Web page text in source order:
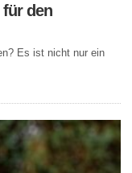
den
Es ist nicht nur ein